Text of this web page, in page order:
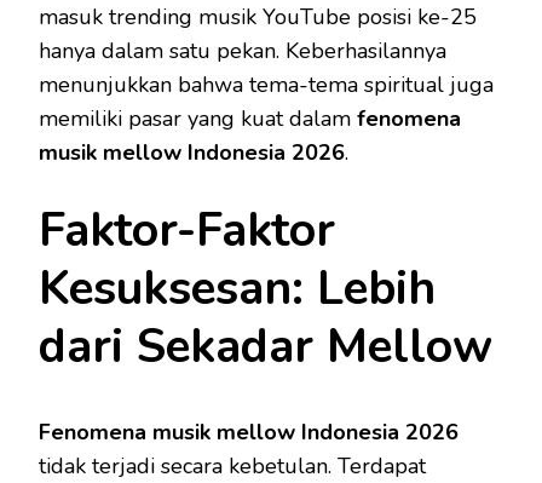
masuk trending musik YouTube posisi ke-25
hanya dalam satu pekan. Keberhasilannya
menunjukkan bahwa tema-tema spiritual juga
memiliki pasar yang kuat dalam fenomena
musik mellow Indonesia 2026.
Faktor-Faktor
Kesuksesan: Lebih
dari Sekadar Mellow
Fenomena musik mellow Indonesia 2026
tidak terjadi secara kebetulan. Terdapat